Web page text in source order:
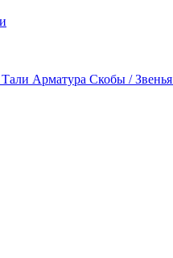
Тали Арматура Скобы / Звенья